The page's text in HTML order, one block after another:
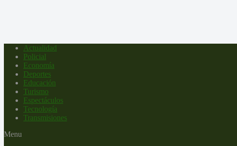
Actualidad
Policial
Economía
Deportes
Educación
Turismo
Espectáculos
Tecnología
Transmisiones
Menu